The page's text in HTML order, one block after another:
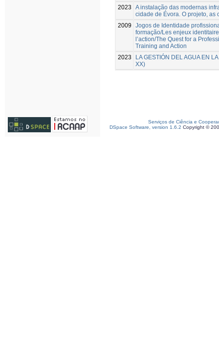
2023
A instalação das modernas
cidade de Évora. O projeto, as
2009
Jogos de Identidade
formação/Les enjeux
l’action/The Quest for a
Training and Action
2023
LA GESTIÓN DEL AGUA EN
XX)
Serviços de Ciência e
DSpace Software, version 1.6.2 Copyright ©